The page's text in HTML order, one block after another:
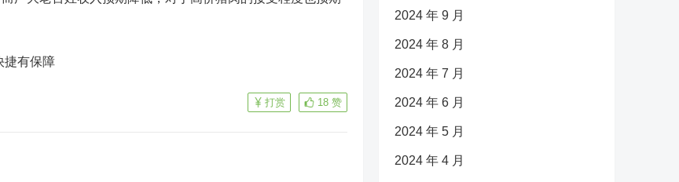
捷有保障
18 赞
打赏
2024 年 9 月
2024 年 8 月
2024 年 7 月
2024 年 6 月
2024 年 5 月
2024 年 4 月